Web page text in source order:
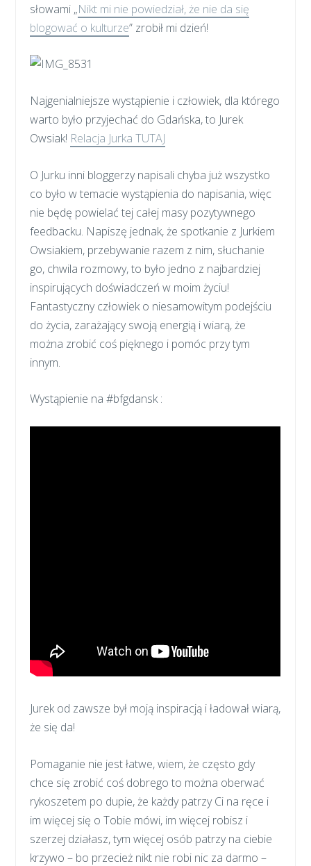
słowami „Nikt mi nie powiedział, że nie da się
blogować o kulturze” zrobił mi dzień!
Najgenialniejsze wystąpienie i człowiek, dla którego
warto było przyjechać do Gdańska, to Jurek
Owsiak! Relacja Jurka TUTAJ
O Jurku inni bloggerzy napisali chyba już wszystko
co było w temacie wystąpienia do napisania, więc
nie będę powielać tej całej masy pozytywnego
feedbacku. Napiszę jednak, że spotkanie z Jurkiem
Owsiakiem, przebywanie razem z nim, słuchanie
go, chwila rozmowy, to było jedno z najbardziej
inspirujących doświadczeń w moim życiu!
Fantastyczny człowiek o niesamowitym podejściu
do życia, zarażający swoją energią i wiarą, że
można zrobić coś pięknego i pomóc przy tym
innym.
Wystąpienie na #bfgdansk :
Jurek od zawsze był moją inspiracją i ładował wiarą,
że się da!
Pomaganie nie jest łatwe, wiem, że często gdy
chce się zrobić coś dobrego to można oberwać
rykoszetem po dupie, że każdy patrzy Ci na ręce i
im więcej się o Tobie mówi, im więcej robisz i
szerzej działasz, tym więcej osób patrzy na ciebie
krzywo – bo przecież nikt nie robi nic za darmo –